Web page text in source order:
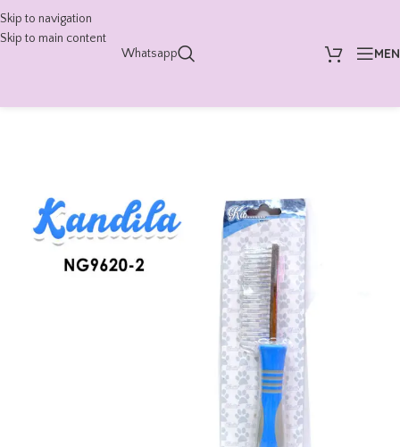
Skip to navigation
Skip to main content
Whatsapp